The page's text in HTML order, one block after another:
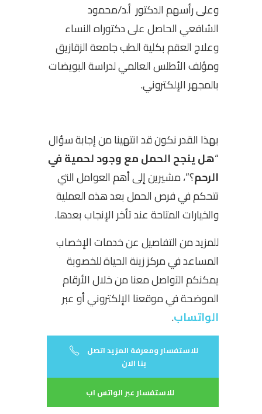
وعلى رأسهم الدكتور أ.د/محمود
الشافعي الحاصل على دكتوراه النساء
وعلاج العقم بكلية الطب جامعة الزقازيق
ومؤلف الأطلس العالمي لدراسة البويضات
بالمجهر الإلكتروني.
بهذا القدر نكون قد انتهينا من إجابة سؤال
“هل ينجح الحمل مع وجود لحمية في
الرحم؟”، مشيرين إلى أهم العوامل التي
تتحكم في فرص الحمل بعد هذه العملية
والخيارات المتاحة عند تأخر الإنجاب بعدها.
للمزيد من التفاصيل عن خدمات الإخصاب
المساعد في مركز زينة الحياة للخصوبة
يمكنكم التواصل معنا من خلال الأرقام
الموضحة في موقعنا الإلكتروني أو عبر
الواتساب.
للاستفسار ومعرفة المزيد اتصل
بنا الان
للاستفسار عبر الواتس اب